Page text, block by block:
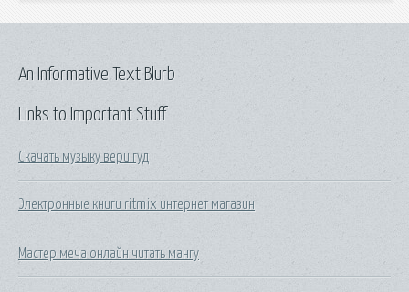
Links to Important Stuff
Скачать музыку вери гуд
Электронные книги ritmix интернет магазин
Мастер меча онлайн читать мангу
An Informative Text Blurb